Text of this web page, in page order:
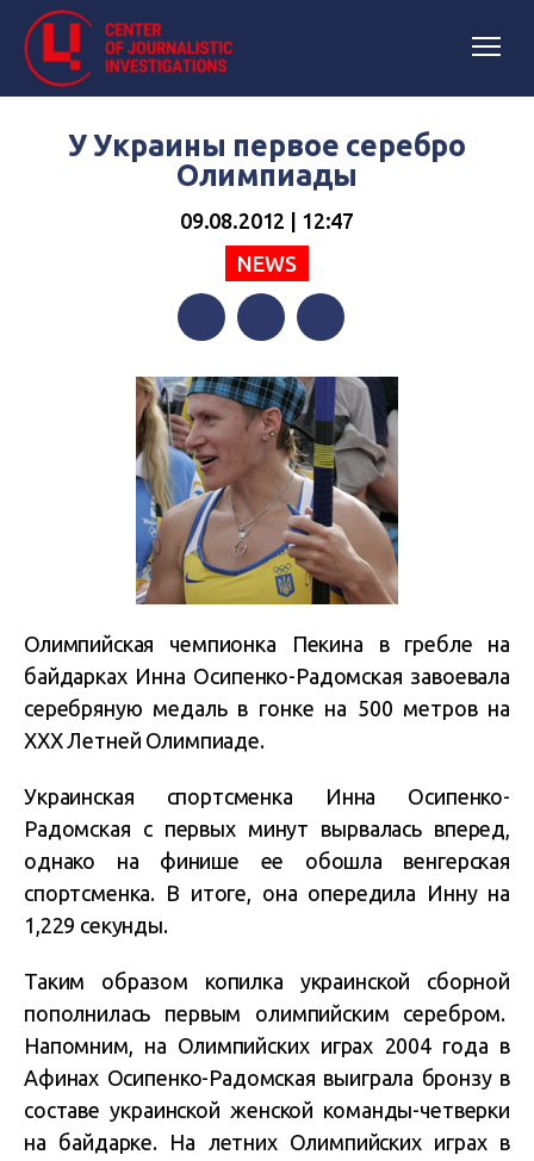
У Украины первое серебро
Олимпиады
09.08.2012 | 12:47
NEWS
Олимпийская чемпионка Пекина в гребле на
байдарках Инна Осипенко-Радомская завоевала
серебряную медаль в гонке на 500 метров на
ХХХ Летней Олимпиаде.
Украинская спортсменка Инна Осипенко-
Радомская с первых минут вырвалась вперед,
однако на финише ее обошла венгерская
спортсменка. В итоге, она опередила Инну на
1,229 секунды.
Таким образом копилка украинской сборной
пополнилась первым олимпийским серебром.
Напомним, на Олимпийских играх 2004 года в
Афинах Осипенко-Радомская выиграла бронзу в
составе украинской женской команды-четверки
на байдарке. На летних Олимпийских играх в